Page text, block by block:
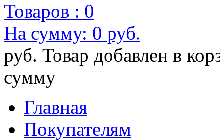
Товаров : 0
На сумму: 0 руб.
руб. Товар добавлен в
сумму
Главная
Покупателям